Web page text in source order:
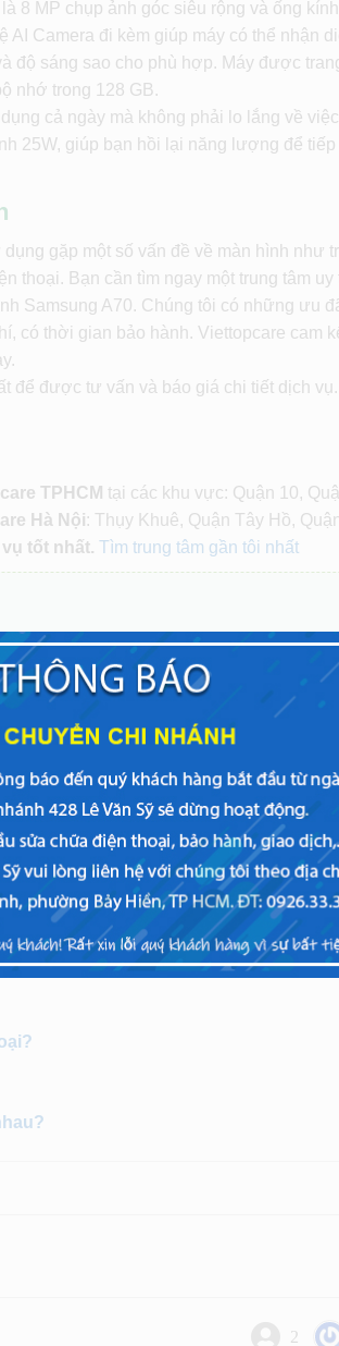
8 MP chụp ảnh góc siêu rộng và ống
AI Camera đi kèm giúp máy có thể nhận
độ sáng sao cho phù hợp. Máy được
nhớ trong 128 GB.
cả ngày mà không phải lo lắng về
25W, giúp bạn hồi lại năng lượng để tiếp
gặp một số vấn đề về màn hình như
thoại. Bạn cần tìm ngay một trung tâm uy
Samsung A70. Chúng tôi có những ưu
có thời gian bảo hành. Viettopcare cam
để được tư vấn và báo giá chi tiết dịch vụ.
TPHCM tại các khu vực: Quận 10,
Hà Nội: Thụy Khuê, Quận Tây Hồ,
tốt nhất. Tìm trung tâm gần tôi nhất
dịch vụ tốt nhất dành cho khách hàng,
tâmuy tín và đáng tin cậy
hàng, nhưng Viettopcareluôn hết mình,
dịch vụ chất lượng, chuyên nghiệp
không chỉ hài lòng về chất lượng, mà còn
vào cách doanh nghiệp cam kết với
2